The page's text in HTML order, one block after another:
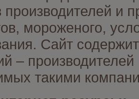
производителей и
мороженого,
Сайт
–
такими